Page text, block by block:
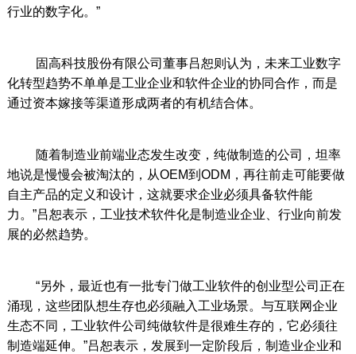
行业的数字化。”
固高科技股份有限公司董事吕恕则认为，未来工业数字
化转型趋势不单单是工业企业和软件企业的协同合作，而是
通过资本嫁接等渠道形成两者的有机结合体。
随着制造业前端业态发生改变，纯做制造的公司，坦率
地说是慢慢会被淘汰的，从OEM到ODM，再往前走可能要做
自主产品的定义和设计，这就要求企业必须具备软件能
力。”吕恕表示，工业技术软件化是制造业企业、行业向前发
展的必然趋势。
“另外，最近也有一批专门做工业软件的创业型公司正在
涌现，这些团队想生存也必须融入工业场景。与互联网企业
生态不同，工业软件公司纯做软件是很难生存的，它必须往
制造端延伸。”吕恕表示，发展到一定阶段后，制造业企业和